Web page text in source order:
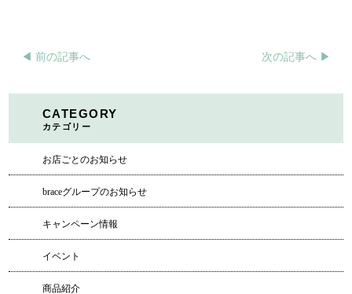
◀︎ 前の記事へ 次の記事へ ▶︎
CATEGORY
カテゴリー
お店ごとのお知らせ
braceグループのお知らせ
キャンペーン情報
イベント
商品紹介